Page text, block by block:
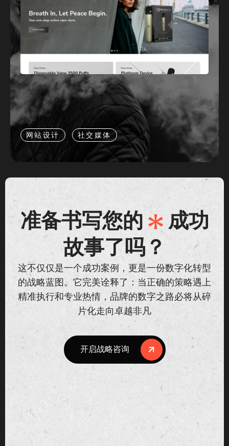
社交媒体
网站设计
准备书写您的
成功
故事了吗？
这不仅仅是一个成功案例，更是一份数字化转型
的战略蓝图。它完美诠释了：当正确的策略遇上
精准执行和专业热情，品牌的数字之路必将从碎
片化走向卓越非凡
开启战略咨询